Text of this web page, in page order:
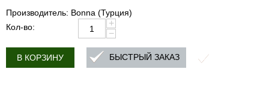
Производитель: Bonna (Турция)
Кол-во:
+
−
В КОРЗИНУ БЫСТРЫЙ ЗАКАЗ